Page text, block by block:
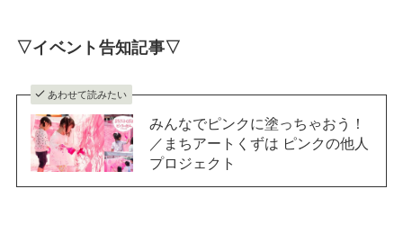
▽イベント告知記事▽
あわせて読みたい
みんなでピンクに塗っちゃおう！
／まちアートくずは ピンクの他人
プロジェクト